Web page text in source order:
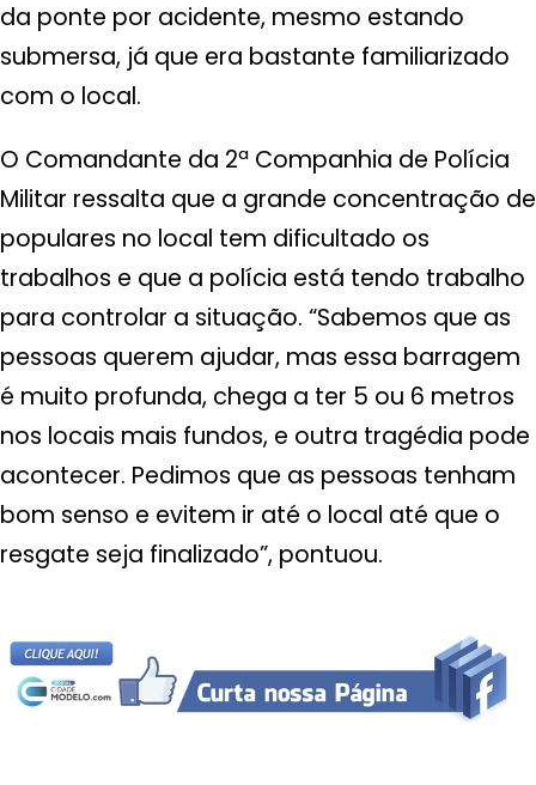
da ponte por acidente, mesmo estando
submersa, já que era bastante familiarizado
com o local.
O Comandante da 2ª Companhia de Polícia
Militar ressalta que a grande concentração de
populares no local tem dificultado os
trabalhos e que a polícia está tendo trabalho
para controlar a situação. “Sabemos que as
pessoas querem ajudar, mas essa barragem
é muito profunda, chega a ter 5 ou 6 metros
nos locais mais fundos, e outra tragédia pode
acontecer. Pedimos que as pessoas tenham
bom senso e evitem ir até o local até que o
resgate seja finalizado”, pontuou.